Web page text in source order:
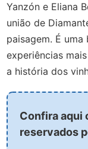
Yanzón e Eliana
união de
paisagem. É
experiências
a história dos
Confira aqui
reservados